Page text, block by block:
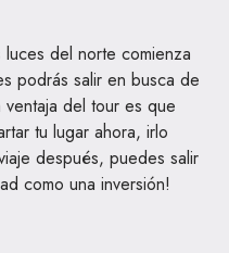
del norte comienza
podrás salir en busca de
del tour es que
tu lugar ahora, irlo
después, puedes salir
como una inversión!